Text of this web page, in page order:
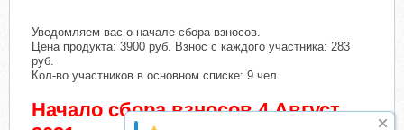
Уведомляем вас о начале сбора взносов.
Цена продукта: 3900 руб. Взнос с каждого участника: 283
руб.
Кол-во участников в основном списке: 9 чел.
Начало сбора взносов 4 Август